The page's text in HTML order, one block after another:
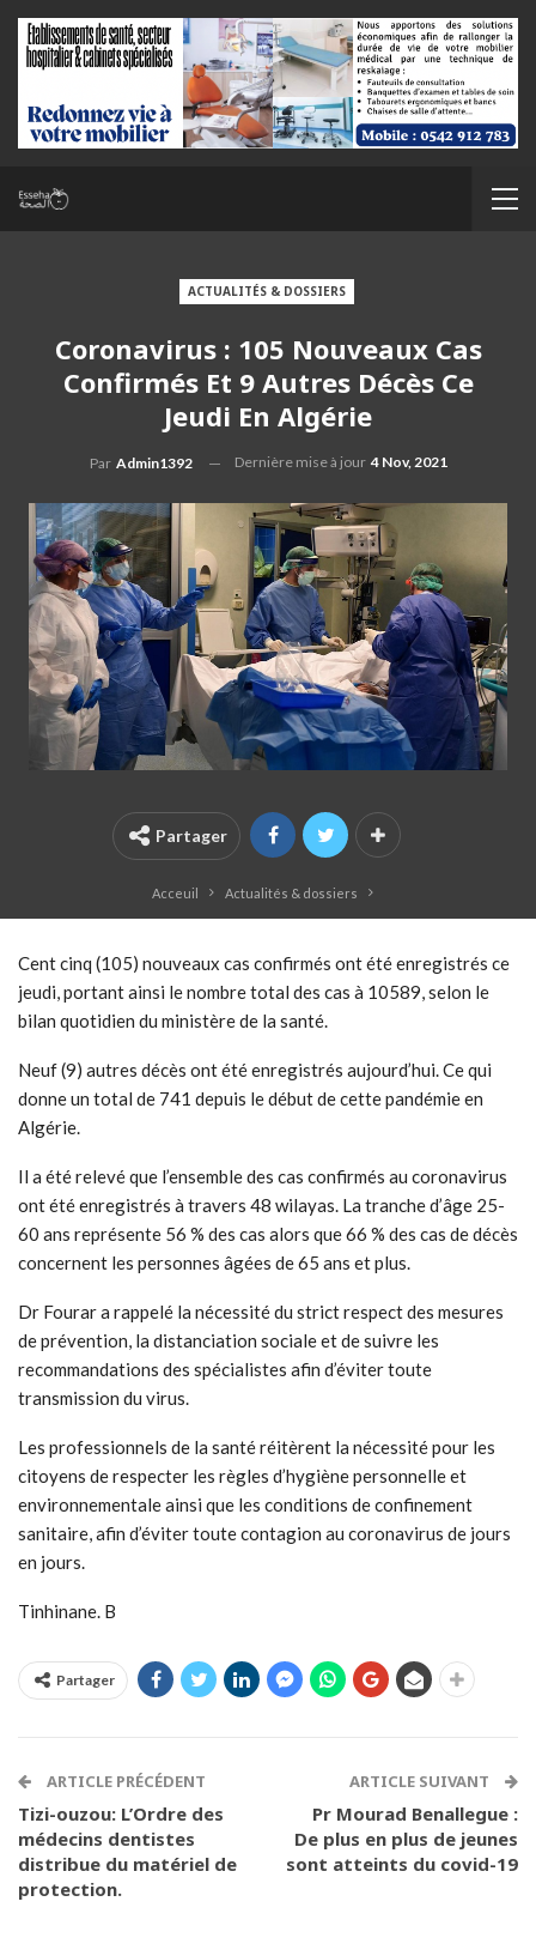
ACTUALITÉS & DOSSIERS
Coronavirus : 105 Nouveaux Cas
Confirmés Et 9 Autres Décès Ce
Jeudi En Algérie
Par Admin1392 Dernière mise à jour 4 Nov, 2021
Partager
Acceuil Actualités & dossiers
Cent cinq (105) nouveaux cas confirmés ont été enregistrés ce
jeudi, portant ainsi le nombre total des cas à 10589, selon le
bilan quotidien du ministère de la santé.
Neuf (9) autres décès ont été enregistrés aujourd’hui. Ce qui
donne un total de 741 depuis le début de cette pandémie en
Algérie.
Il a été relevé que l’ensemble des cas confirmés au coronavirus
ont été enregistrés à travers 48 wilayas. La tranche d’âge 25-
60 ans représente 56 % des cas alors que 66 % des cas de décès
concernent les personnes âgées de 65 ans et plus.
Dr Fourar a rappelé la nécessité du strict respect des mesures
de prévention, la distanciation sociale et de suivre les
recommandations des spécialistes afin d’éviter toute
transmission du virus.
Les professionnels de la santé réitèrent la nécessité pour les
citoyens de respecter les règles d’hygiène personnelle et
environnementale ainsi que les conditions de confinement
sanitaire, afin d’éviter toute contagion au coronavirus de jours
en jours.
Tinhinane. B
Partager
ARTICLE PRÉCÉDENT
Tizi-ouzou: L’Ordre des
médecins dentistes
distribue du matériel de
protection.
ARTICLE SUIVANT
Pr Mourad Benallegue :
De plus en plus de jeunes
sont atteints du covid-19